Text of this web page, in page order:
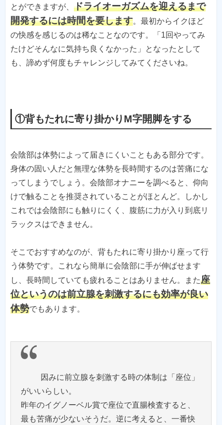
とができますが、 ドライオーガズムを迎えるまで
開発するには時間を要します。最初からイクほど
の快感を感じるのは稀なことなのです。「1回やってみ
たけどそんなに気持ち良くなかった」となったとして
も、諦めず何度もチャレンジしてみてくださいね。
①背もたれに寄り掛かりM字開脚をする
会陰部は体勢によって届きにくいこともある部分です。
身体の固い人だと無理な体勢を長時間するのは苦痛にな
ってしまうでしょう。会陰部オナニーを調べると、仰向
けで触ることを推奨されていることがほとんど。しかし
これでは会陰部にも触りにくく、腹筋に力が入り到底リ
ラックスはできません。
そこでおすすめなのが、背もたれに寄り掛かり座って行
う体勢です。これなら簡単に会陰部に手が伸ばせます
し、長時間していても疲れることはありません。また座
位というのは前立腺を刺激するにも効率が良い
体勢でもあります。
因みに前立腺を刺激する時の体制は「座位」
がいいらしい。
昨年のイグノーベル賞で座位で直腸検査すると、
最も苦痛が少ないそうだ。逆に考えると、一番快